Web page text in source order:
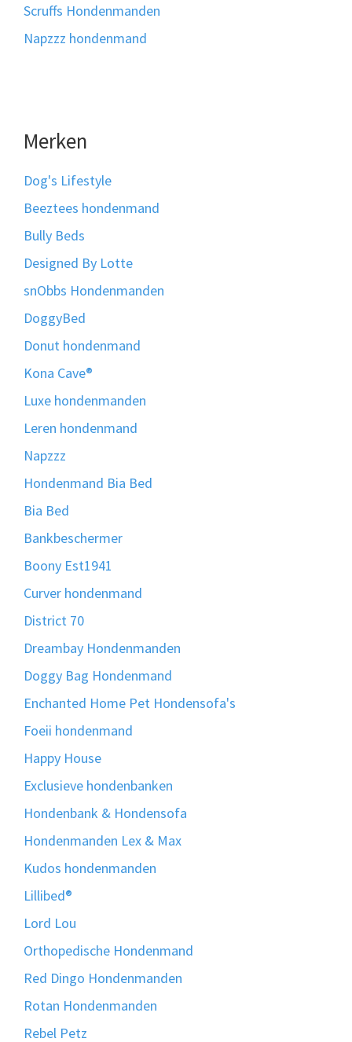
Scruffs Hondenmanden
Napzzz hondenmand
Merken
Dog's Lifestyle
Beeztees hondenmand
Bully Beds
Designed By Lotte
snObbs Hondenmanden
DoggyBed
Donut hondenmand
Kona Cave®
Luxe hondenmanden
Leren hondenmand
Napzzz
Hondenmand Bia Bed
Bia Bed
Bankbeschermer
Boony Est1941
Curver hondenmand
District 70
Dreambay Hondenmanden
Doggy Bag Hondenmand
Enchanted Home Pet Hondensofa's
Foeii hondenmand
Happy House
Exclusieve hondenbanken
Hondenbank & Hondensofa
Hondenmanden Lex & Max
Kudos hondenmanden
Lillibed®
Lord Lou
Orthopedische Hondenmand
Red Dingo Hondenmanden
Rotan Hondenmanden
Rebel Petz